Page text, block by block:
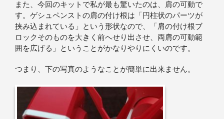
また、今回のキットで私が最も驚いたのは、肩の可動で
す。ゲシュペンストの肩の付け根は「円柱状のパーツが
挟み込まれている」という形状なので、「肩の付け根ブ
ロックそのものを大きく前へせり出させ、両肩の可動範
囲を広げる」ということがかなりやりにくいのです。
つまり、下の写真のようなことが簡単に出来ません。